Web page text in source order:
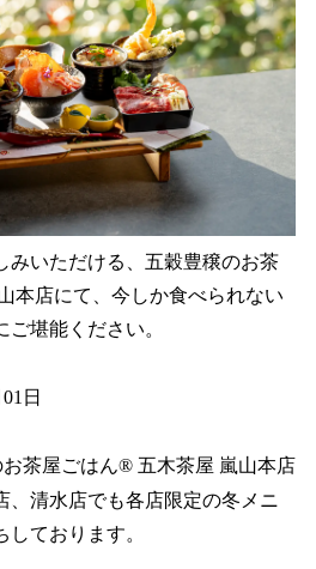
みいただける、五穀豊穣のお茶
本店にて、今しか食べられない
堪能ください。
日
茶屋ごはん®︎ 五木茶屋 嵐山本店
、清水店でも各店限定の冬メニ
しております。